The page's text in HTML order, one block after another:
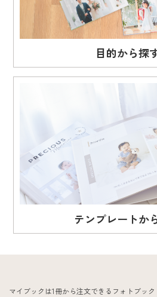
目的から探
テンプレートか
マイブックは1冊から注文できるフォトブッ